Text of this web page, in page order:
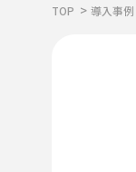
TOP 導入事例